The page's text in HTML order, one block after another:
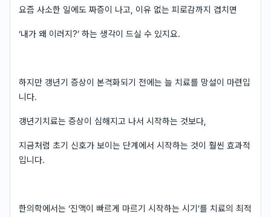
요즘 사소한 일에도 짜증이 나고, 이유 없는 피로감까지 겹치면
‘내가 왜 이러지?’ 하는 생각이 드실 수 있지요.
하지만 갱년기 증상이 본격화되기 전에는 늘 치료를 망설이 마련입
니다.
갱년기치료는 증상이 심해지고 나서 시작하는 것보다,
지금처럼 초기 신호가 보이는 단계에서 시작하는 것이 훨씬 효과적
입니다.
한의학에서는 ‘진액이 빠르게 마르기 시작하는 시기’를 치료의 최적